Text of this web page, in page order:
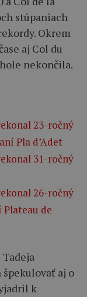
stúpaniach
Okrem
aj Col du
nekončila.
23-ročný
Pla d’Adet
31-ročný
26-ročný
de
špekulovať aj o
k